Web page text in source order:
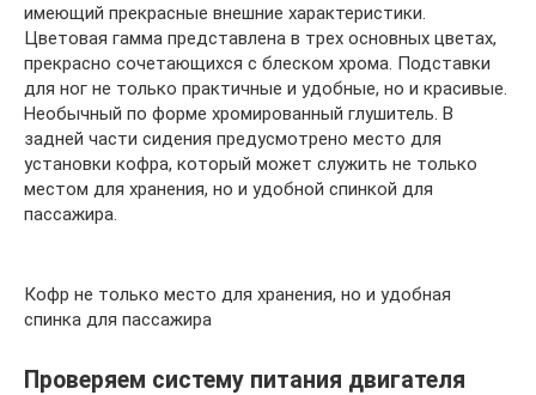
имеющий прекрасные внешние характеристики.
Цветовая гамма представлена в трех основных цветах,
прекрасно сочетающихся с блеском хрома. Подставки
для ног не только практичные и удобные, но и красивые.
Необычный по форме хромированный глушитель. В
задней части сидения предусмотрено место для
установки кофра, который может служить не только
местом для хранения, но и удобной спинкой для
пассажира.
Кофр не только место для хранения, но и удобная
спинка для пассажира
Проверяем систему питания двигателя